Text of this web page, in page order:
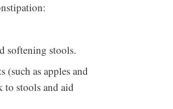
softening stools.
as apples and
to stools and aid